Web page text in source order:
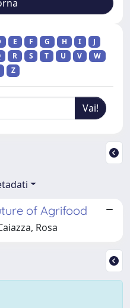
E F G H I
J
R S T U V
W
Z
of Agrifood
Rosa